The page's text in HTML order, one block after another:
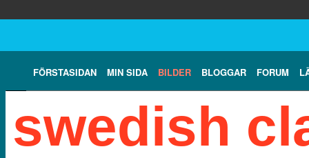
FÖRSTASIDAN MIN SIDA BILDER BLOGGAR FORUM
swedish